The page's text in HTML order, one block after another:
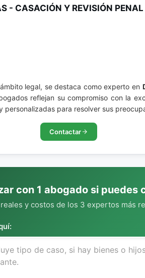
- CASACIÓN Y REVISIÓN PENAL
legal, se destaca como experto en
reflejan su compromiso con la
para resolver sus
Contactar
con 1 abogado si puedes
y costos de los 3 expertos más